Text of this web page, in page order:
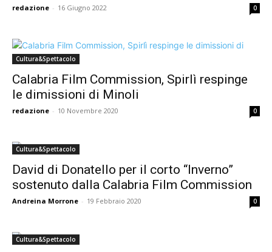
redazione - 16 Giugno 2022 0
Cultura&Spettacolo
Calabria Film Commission, Spirlì respinge
le dimissioni di Minoli
redazione - 10 Novembre 2020 0
Cultura&Spettacolo
David di Donatello per il corto “Inverno”
sostenuto dalla Calabria Film Commission
Andreina Morrone - 19 Febbraio 2020 0
Cultura&Spettacolo